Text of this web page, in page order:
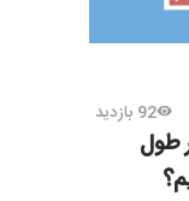
92 بازدید
طول